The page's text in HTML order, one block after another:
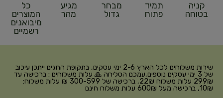
קניה
בטוחה
תמיד
פתוח
מבחר
גדול
מגיע
מהר
כל
המוצרים
מיבואנים
רשמיים
שירות משלוחים לכל הארץ 2-6 ימי עסקים, בתקופת החגים ייתכן עיכוב
של 3 ימי עסקים נוספים,עמכם הסליחה 🙏 עלות משלוחים : ברכישה עד
299₪ עלות משלוח 22₪, ברכישה של 300-599 ₪ עלות משלוח:
10₪, ברכישה מעל 600₪ עלות משלוח חינם